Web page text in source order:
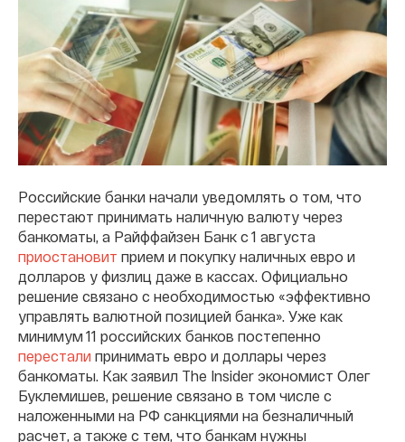
Российские банки начали уведомлять о том, что
перестают принимать наличную валюту через
банкоматы, а Райффайзен Банк с 1 августа
приостановит прием и покупку наличных евро и
долларов у физлиц даже в кассах. Официально
решение связано с необходимостью «эффективно
управлять валютной позицией банка». Уже как
минимум 11 российских банков постепенно
перестали принимать евро и доллары через
банкоматы. Как заявил The Insider экономист Олег
Буклемишев, решение связано в том числе с
наложенными на РФ санкциями на безналичный
расчет, а также с тем, что банкам нужны